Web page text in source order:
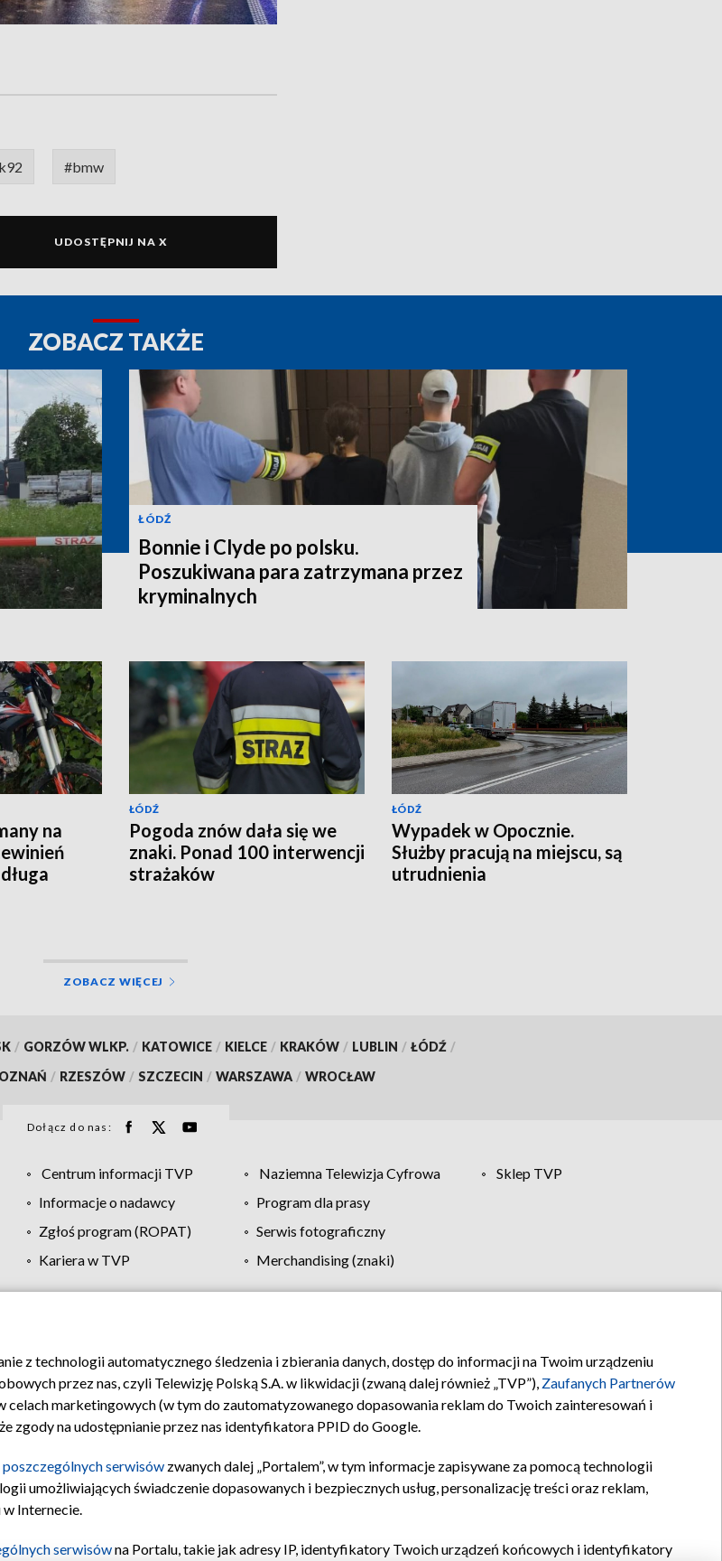
#bmw
UDOSTĘPNIJ NA X
ZOBACZ TAKŻE
ŁÓDŹ
Bonnie i Clyde po polsku.
Poszukiwana para zatrzymana przez
kryminalnych
na
ŁÓDŹ
Pogoda znów dała się we
znaki. Ponad 100 interwencji
strażaków
ŁÓDŹ
Wypadek w Opocznie.
Służby pracują na miejscu, są
utrudnienia
ZOBACZ WIĘCEJ
/ GORZÓW WLKP. / KATOWICE / KIELCE / KRAKÓW / LUBLIN / ŁÓDŹ /
/ RZESZÓW / SZCZECIN / WARSZAWA / WROCŁAW
Dołącz do nas:
Centrum informacji TVP Naziemna Telewizja Cyfrowa
Sklep TVP
Informacje o nadawcy
Program dla prasy
Zgłoś program (ROPAT)
Serwis fotograficzny
Kariera w TVP
Merchandising (znaki)
Moje zgody Pomoc Biuro reklamy Kontakt
z technologii automatycznego śledzenia i zbierania danych, dostęp do informacji na Twoim urządzeniu
przez nas, czyli Telewizję Polską S.A. w likwidacji (zwaną dalej również „TVP”), Zaufanych Partnerów
celach marketingowych (w tym do zautomatyzowanego dopasowania reklam do Twoich zainteresowań i
zgody na udostępnianie przez nas identyfikatora PPID do Google.
poszczególnych serwisów zwanych dalej „Portalem”, w tym informacje zapisywane za pomocą technologii
umożliwiających świadczenie dopasowanych i bezpiecznych usług, personalizację treści oraz reklam,
Internecie.
serwisówna Portalu, takie jak adresy IP, identyfikatory Twoich urządzeń końcowych i identyfikatory